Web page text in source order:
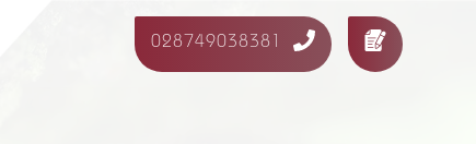
028749038381